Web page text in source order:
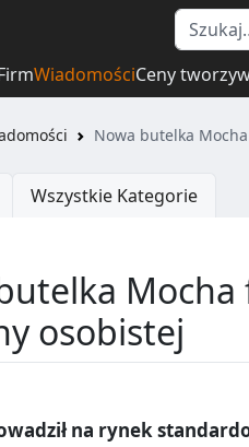
WiadomościCeny
Nowa butelka
Wszystkie Kategorie
osobistej
na rynek